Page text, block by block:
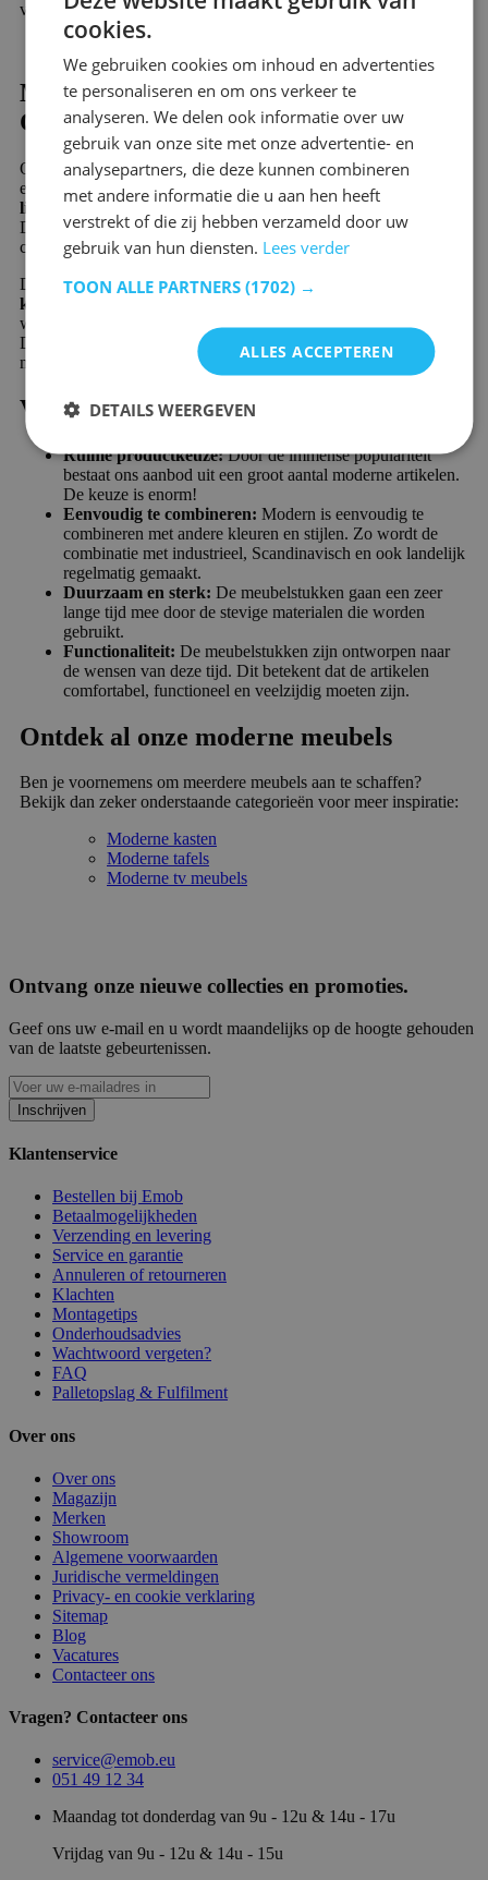
verder.
Moderne meubels | Strakke lijnen &
Comfort
Op deze pagina vind je talloze meubels of woonaccessoires met
een moderne stijl. De meubels in deze woonstijl hebben
lijnen
, zijnluxeen eleganten zorgen voor het nodige
De meubels zijn functioneel en vaak slim ontworpen voor extra
comfort en voor eenvoudig onderhoud.
De moderne artikelen bestaan veelal uitniet opvallende
kleuren
worden vaak gekozen door hun stralende en luxueuze uitstraling.
Daarbij wordt hout het meest gebruikt, maar glas en metaal
misstaan niet in een modern interieur.
Voordelen
Ruime productkeuze:Door de immense populariteit
bestaat ons aanbod uit een groot aantal moderne artikelen.
De keuze is enorm!
Eenvoudig te combineren: Modern is eenvoudig te
combineren met andere kleuren en stijlen. Zo wordt de
combinatie met industrieel, Scandinavisch en ook landelijk
regelmatig gemaakt.
Duurzaam en sterk: De meubelstukken gaan een zeer
lange tijd mee door de stevige materialen die worden
gebruikt.
Functionaliteit: De meubelstukken zijn ontworpen naar
de wensen van deze tijd. Dit betekent dat de artikelen
comfortabel, functioneel en veelzijdig moeten zijn.
Ontdek al onze moderne meubels
Ben je voornemens om meerdere meubels aan te schaffen?
Bekijk dan zeker onderstaande categorieën voor meer inspiratie:
Moderne kasten
Moderne tafels
Moderne tv meubels
Ontvang onze nieuwe collecties en promoties.
Geef ons uw e-mail en u wordt maandelijks op de hoogte gehouden
van de laatste gebeurtenissen.
Inschrijven
Klantenservice
Bestellen bij Emob
Betaalmogelijkheden
Verzending en levering
Service en garantie
Annuleren of retourneren
Klachten
Montagetips
Onderhoudsadvies
Wachtwoord vergeten?
FAQ
Palletopslag & Fulfilment
Over ons
Over ons
Magazijn
Merken
Showroom
Algemene voorwaarden
Juridische vermeldingen
Privacy- en cookie verklaring
Sitemap
Blog
Vacatures
Contacteer ons
Vragen? Contacteer ons
service@emob.eu
051 49 12 34
Maandag tot donderdag van 9u - 12u & 14u - 17u
Vrijdag van 9u - 12u & 14u - 15u
cookies.
We gebruiken cookies om inhoud en advertenties
te personaliseren en om ons verkeer te
analyseren. We delen ook informatie over uw
gebruik van onze site met onze advertentie- en
analysepartners, die deze kunnen combineren
met andere informatie die u aan hen heeft
verstrekt of die zij hebben verzameld door uw
gebruik van hun diensten. Lees verder
TOON ALLE PARTNERS (1702) →
ALLES ACCEPTEREN
DETAILS WEERGEVEN